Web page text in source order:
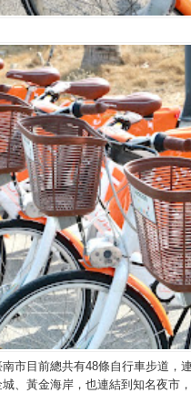
市目前總共有48條自行車步道，
、黃金海岸，也連結到知名夜市